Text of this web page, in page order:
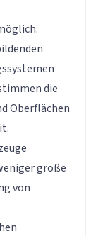
die
Oberflächen
große
von